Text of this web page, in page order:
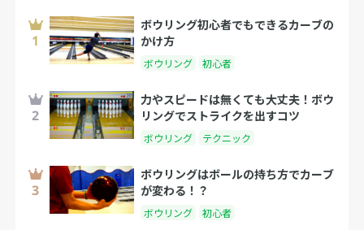
ボウリング初心者でもできるカーブの
かけ方
ボウリング 初心者
力やスピードは無くても大丈夫！ボウ
リングでストライクを出すコツ
ボウリング テクニック
ボウリングはボールの持ち方でカーブ
が変わる！？
ボウリング 初心者